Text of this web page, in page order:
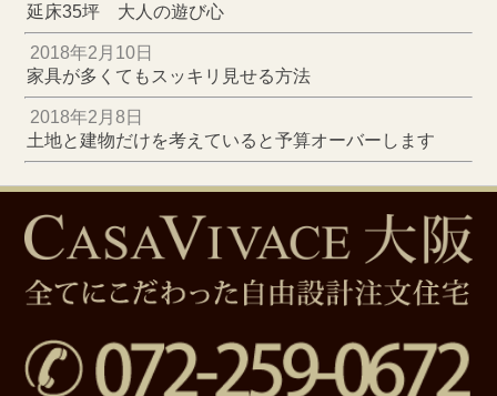
延床35坪 大人の遊び心
2018年2月10日
家具が多くてもスッキリ見せる方法
2018年2月8日
土地と建物だけを考えていると予算オーバーします